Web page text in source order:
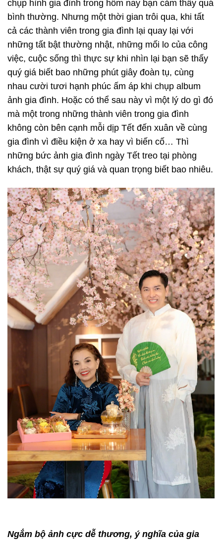
chụp hình gia đình trong hôm nay bạn cảm thấy quá
bình thường. Nhưng một thời gian trôi qua, khi tất
cả các thành viên trong gia đình lại quay lại với
những tất bật thường nhật, những mối lo của công
việc, cuộc sống thì thực sự khi nhìn lại bạn sẽ thấy
quý giá biết bao những phút giây đoàn tụ, cùng
nhau cười tươi hạnh phúc ấm áp khi chụp album
ảnh gia đình. Hoặc có thể sau này vì một lý do gì đó
mà một trong những thành viên trong gia đình
không còn bên cạnh mỗi dịp Tết đến xuân về cùng
gia đình vì điều kiện ở xa hay vì biến cố… Thì
những bức ảnh gia đình ngày Tết treo tại phòng
khách, thật sự quý giá và quan trọng biết bao nhiêu.
Ngắm bộ ảnh cực dễ thương, ý nghĩa của gia